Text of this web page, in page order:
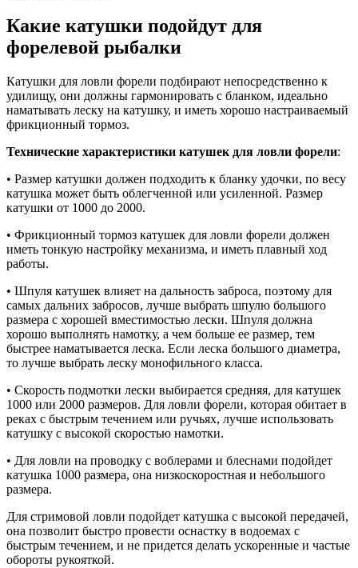
Какие катушки подойдут для
форелевой рыбалки
Катушки для ловли форели подбирают непосредственно к
удилищу, они должны гармонировать с бланком, идеально
наматывать леску на катушку, и иметь хорошо настраиваемый
фрикционный тормоз.
Технические характеристики катушек для ловли форели:
• Размер катушки должен подходить к бланку удочки, по весу
катушка может быть облегченной или усиленной. Размер
катушки от 1000 до 2000.
• Фрикционный тормоз катушек для ловли форели должен
иметь тонкую настройку механизма, и иметь плавный ход
работы.
• Шпуля катушек влияет на дальность заброса, поэтому для
самых дальних забросов, лучше выбрать шпулю большого
размера с хорошей вместимостью лески. Шпуля должна
хорошо выполнять намотку, а чем больше ее размер, тем
быстрее наматывается леска. Если леска большого диаметра,
то лучше выбрать леску монофильного класса.
• Скорость подмотки лески выбирается средняя, для катушек
1000 или 2000 размеров. Для ловли форели, которая обитает в
реках с быстрым течением или ручьях, лучше использовать
катушку с высокой скоростью намотки.
• Для ловли на проводку с воблерами и блеснами подойдет
катушка 1000 размера, она низкоскоростная и небольшого
размера.
Для стримовой ловли подойдет катушка с высокой передачей,
она позволит быстро провести оснастку в водоемах с
быстрым течением, и не придется делать ускоренные и частые
обороты рукояткой.